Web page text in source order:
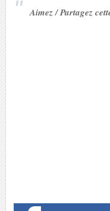
Aimez / Partagez